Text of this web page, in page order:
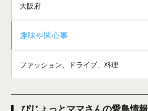
大阪府
趣味や関心事
ファッション、ドライブ、料理
ぴじょっとママさんの愛鳥情報